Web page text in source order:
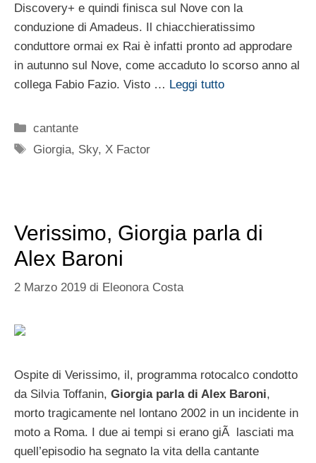
Discovery+ e quindi finisca sul Nove con la
conduzione di Amadeus. Il chiacchieratissimo
conduttore ormai ex Rai è infatti pronto ad approdare
in autunno sul Nove, come accaduto lo scorso anno al
collega Fabio Fazio. Visto … Leggi tutto
Categorie
cantante
Tag
Giorgia, Sky,X Factor
Verissimo, Giorgia parla di
Alex Baroni
2 Marzo 2019 di Eleonora Costa
Ospite di Verissimo, il, programma rotocalco condotto
da Silvia Toffanin, Giorgia parla di Alex Baroni,
morto tragicamente nel lontano 2002 in un incidente in
moto a Roma. I due ai tempi si erano giÃ lasciati ma
quell’episodio ha segnato la vita della cantante